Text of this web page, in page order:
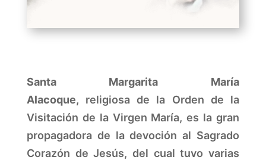
Santa Margarita María
Alacoque, religiosa de la Orden de la
Visitación de la Virgen María, es la gran
propagadora de la devoción al Sagrado
Corazón de Jesús, del cual tuvo varias